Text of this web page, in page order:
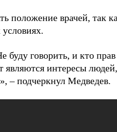
положение врачей, так
буду говорить, и кто
интересы
– подчеркнул Медведев.